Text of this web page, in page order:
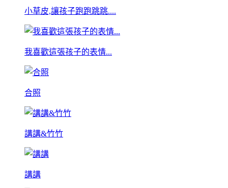
小草皮,讓孩子跑跑跳跳....
我喜歡這張孩子的表情...
合照
講講&竹竹
講講